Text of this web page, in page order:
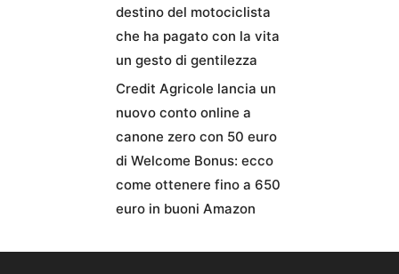
destino del motociclista
che ha pagato con la vita
un gesto di gentilezza
Credit Agricole lancia un
nuovo conto online a
canone zero con 50 euro
di Welcome Bonus: ecco
come ottenere fino a 650
euro in buoni Amazon